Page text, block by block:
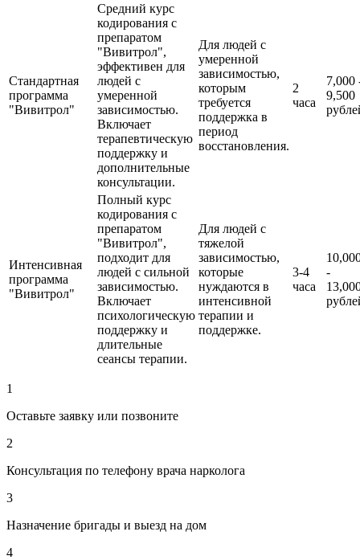
Стандартная
программа
"Вивитрол"
Средний курс
кодирования с
препаратом
"Вивитрол",
эффективен для
людей с
умеренной
зависимостью.
Включает
терапевтическую
поддержку и
дополнительные
консультации.
Для людей с
умеренной
зависимостью,
которым
требуется
поддержка в
период
восстановления.
2
часа
7,000
9,500
Интенсивная
программа
"Вивитрол"
Полный курс
кодирования с
препаратом
"Вивитрол",
подходит для
людей с сильной
зависимостью.
Включает
психологическую
поддержку и
длительные
сеансы терапии.
Для людей с
тяжелой
зависимостью,
которые
нуждаются в
интенсивной
терапии и
поддержке.
3-4
часа
-
1
Оставьте заявку или позвоните
2
Консультация по телефону врача нарколога
3
Назначение бригады и выезд на дом
4